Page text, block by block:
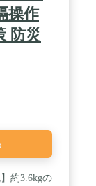
ーに悪影
い安全基
初となる
定を取得
までこれ
です。
スマート
製品をコ
けます。
能】
チで電力や
操作
防災
約3.6kgの